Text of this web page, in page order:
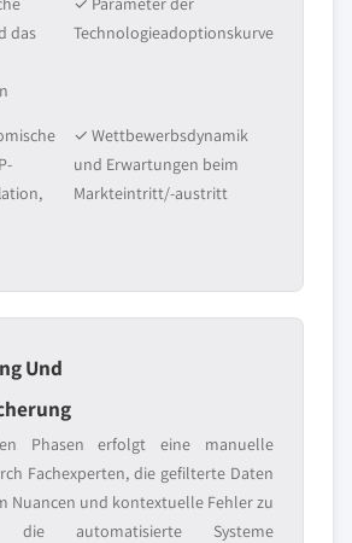
das
Technologieadoptionskurve
✓ Wettbewerbsdynamik
und Erwartungen beim
Markteintritt/-austritt
Und
Phasen erfolgt eine manuelle
Fachexperten, die gefilterte Daten
Nuancen und kontextuelle Fehler zu
die automatisierte Systeme